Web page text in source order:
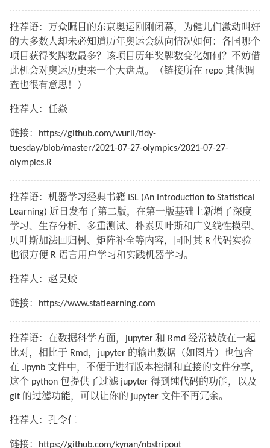
推荐语：万众瞩目的东京奥运刚刚闭幕，为健儿们激动叫好
的大多数人却未必知道历年奥运会纵向情况如何：各国哪个
项目获得奖牌数最多？该项目历年奖牌数变化如何？不妨借
此机会对奥运历史来一个大盘点。（链接所在 repo 其他调
查也很有意思！）
推荐人：任焱
链接：https://github.com/wurli/tidy-
tuesday/blob/master/2021-07-27-olympics/2021-07-27-
olympics.R
推荐语：机器学习经典书籍 ISL (An Introduction to Statistical
Learning) 近日发布了第二版，在第一版基础上新增了深度
学习、生存分析、多重测试、朴素贝叶斯和广义线性模型、
贝叶斯加法回归树、矩阵补全等内容，同时其 R 代码实验
也很方便 R 语言用户学习和实践机器学习。
推荐人：赵昊蛟
链接：https://www.statlearning.com
推荐语：在数据科学方面，jupyter 和 Rmd 经常被放在一起
比对，相比于 Rmd，jupyter 的输出数据（如图片）也包含
在 .ipynb 文件中，不便于进行版本控制和直接的文件分享，
这个 python 包提供了过滤 jupyter 得到纯代码的功能，以及
git 的过滤功能，可以让你的 jupyter 文件不再冗余。
推荐人：孔令仁
链接：https://github.com/kynan/nbstripout